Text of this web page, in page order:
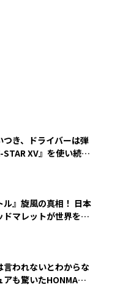
つき、ドライバーは弾
XV』を使い続け
』旋風の真相！ 日本
マレットが世界を席
言われないとわからな
アも驚いたHONMA